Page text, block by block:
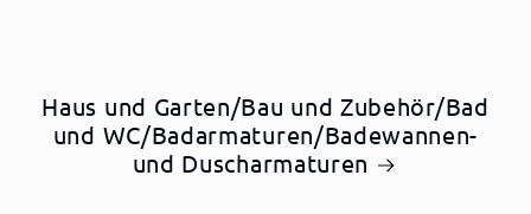
Haus und Garten/Bau und Zubehör/Bad
und WC/Badarmaturen/Badewannen-
und Duscharmaturen